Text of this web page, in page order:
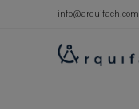
содержимому
info@arquifach.com